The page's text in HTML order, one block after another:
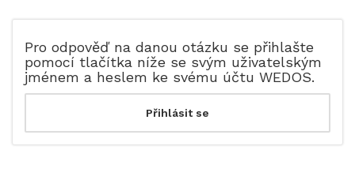
Pro odpověď na danou otázku se přihlašte
pomocí tlačítka níže se svým uživatelským
jménem a heslem ke svému účtu WEDOS.